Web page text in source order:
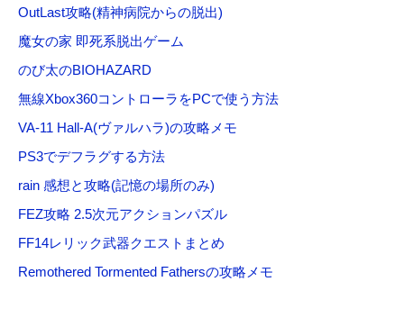
OutLast攻略(精神病院からの脱出)
魔女の家 即死系脱出ゲーム
のび太のBIOHAZARD
無線Xbox360コントローラをPCで使う方法
VA-11 Hall-A(ヴァルハラ)の攻略メモ
PS3でデフラグする方法
rain 感想と攻略(記憶の場所のみ)
FEZ攻略 2.5次元アクションパズル
FF14レリック武器クエストまとめ
Remothered Tormented Fathersの攻略メモ